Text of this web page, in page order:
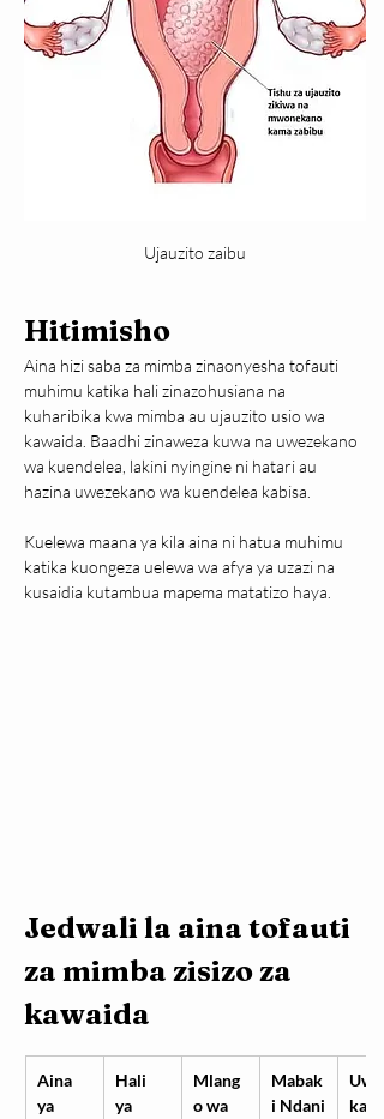
Ujauzito zaibu
Hitimisho
Aina hizi saba za mimba zinaonyesha tofauti
muhimu katika hali zinazohusiana na
kuharibika kwa mimba au ujauzito usio wa
kawaida. Baadhi zinaweza kuwa na uwezekano
wa kuendelea, lakini nyingine ni hatari au
hazina uwezekano wa kuendelea kabisa.
Kuelewa maana ya kila aina ni hatua muhimu
katika kuongeza uelewa wa afya ya uzazi na
kusaidia kutambua mapema matatizo haya.
Jedwali la aina tofauti
za mimba zisizo za
kawaida
Aina
ya
Hali
ya
Mlang
o wa
Mabak
i Ndani
kano